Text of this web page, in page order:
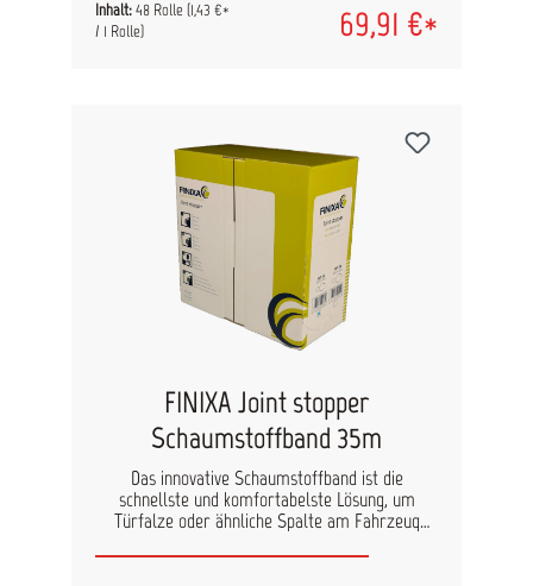
Temperaturbeständigkeit bis 110 °C (30 Min.) UV-
stabil bis zu 3 Tage Wasserabweisend – ideal für
50m 48 Rol/Krt 24mm x 50m 36 Rol/Krt 36mm x
50m 24 Rol/Krt 48mm x 50m 20 Rol/Krt
Inhalt:48 Rolle (1,43 €*
/ 1 Rolle)
69,91 €*
FINIXA Joint stopper
Schaumstoffband 35m
Das innovative Schaumstoffband ist die
schnellste und komfortabelste Lösung, um
Türfalze oder ähnliche Spalte am Fahrzeug
seinem einzigartigen, 8-förmigen Design bietet